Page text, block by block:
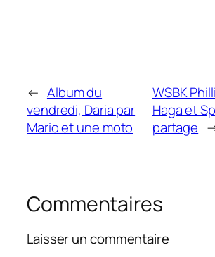
← Album du
vendredi, Daria par
Mario et une moto
WSBK
Haga et
partage
Commentaires
Laisser un commentaire